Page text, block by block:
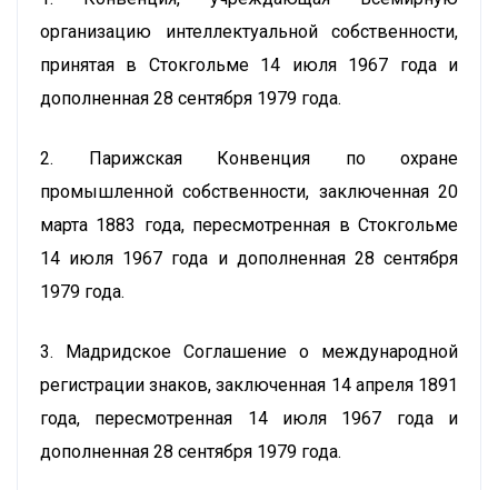
организацию интеллектуальной собственности,
принятая в Стокгольме 14 июля 1967 года и
дополненная 28 сентября 1979 года.
2. Парижская Конвенция по охране
промышленной собственности, заключенная 20
марта 1883 года, пересмотренная в Стокгольме
14 июля 1967 года и дополненная 28 сентября
1979 года.
3. Мадридское Соглашение о международной
регистрации знаков, заключенная 14 апреля 1891
года, пересмотренная 14 июля 1967 года и
дополненная 28 сентября 1979 года.